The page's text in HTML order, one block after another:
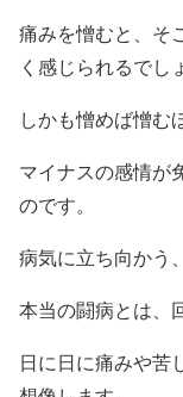
痛みを憎むと、そ
く感じられるでし
しかも憎めば憎む
マイナスの感情が
のです。
病気に立ち向かう
本当の闘病とは、
日に日に痛みや苦